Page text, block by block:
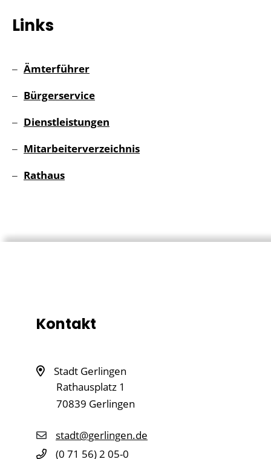
Links
Ämterführer
Bürgerservice
Dienstleistungen
Mitarbeiterverzeichnis
Rathaus
Kontakt
Stadt Gerlingen
Rathausplatz 1
70839 Gerlingen
stadt@gerlingen.de
(0 71 56) 2 05-0